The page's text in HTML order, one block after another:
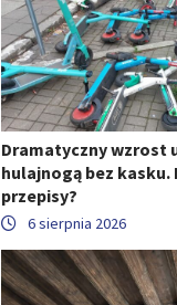
Dramatyczny wzrost
hulajnogą bez kasku.
przepisy?
6 sierpnia 2026